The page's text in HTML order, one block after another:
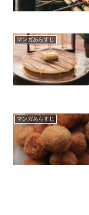
マンガあらすじ
マンガあらすじ